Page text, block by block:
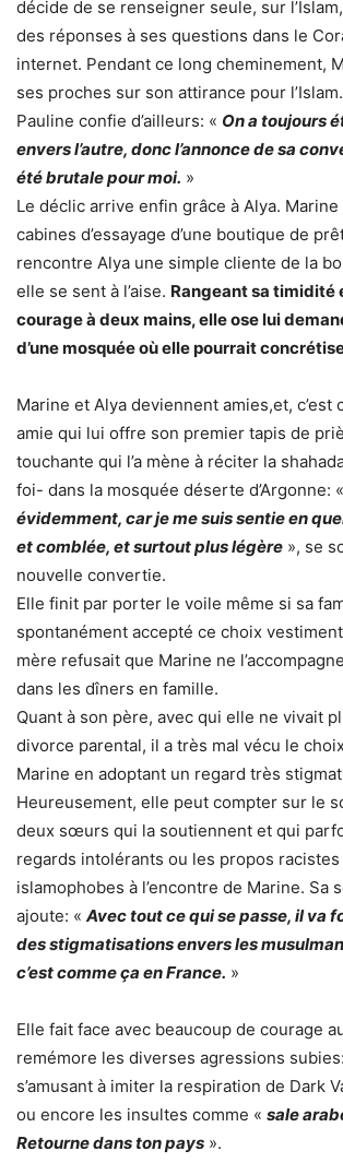
décide de se renseigner seule, sur
des réponses à ses questions dans le
internet. Pendant ce long cheminement,
ses proches sur son attirance pour
Pauline confie d’ailleurs: « On a toujours
envers l’autre, donc l’annonce de sa
été brutale pour moi. »
Le déclic arrive enfin grâce à Alya.
cabines d’essayage d’une boutique de
rencontre Alya une simple cliente de la
elle se sent à l’aise. Rangeant sa timidité
courage à deux mains, elle ose lui
d’une mosquée où elle pourrait
Marine et Alya deviennent amies,et, c’est
amie qui lui offre son premier tapis de
touchante qui l’a mène à réciter la
foi- dans la mosquée déserte d’Argonne: «
évidemment, car je me suis sentie en
et comblée, et surtout plus légère », se
nouvelle convertie.
Elle finit par porter le voile même si sa
spontanément accepté ce choix
mère refusait que Marine ne
dans les dîners en famille.
Quant à son père, avec qui elle ne vivait
divorce parental, il a très mal vécu le
Marine en adoptant un regard très
Heureusement, elle peut compter sur le
deux sœurs qui la soutiennent et qui
regards intolérants ou les propos
islamophobes à l’encontre de Marine. Sa
ajoute: « Avec tout ce qui se passe, il va
des stigmatisations envers les
c’est comme ça en France. »
Elle fait face avec beaucoup de courage
remémore les diverses agressions
s’amusant à imiter la respiration de Dark
ou encore les insultes comme « sale
Retourne dans ton pays ».